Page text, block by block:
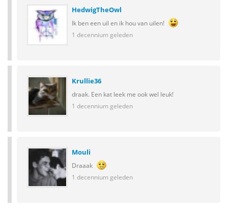
HedwigTheOwl
Ik ben een uil en ik hou van uilen!
1 decennium geleden
Krullie36
draak. Een kat leek me ook wel leuk!
1 decennium geleden
Mouli
Draaak
1 decennium geleden